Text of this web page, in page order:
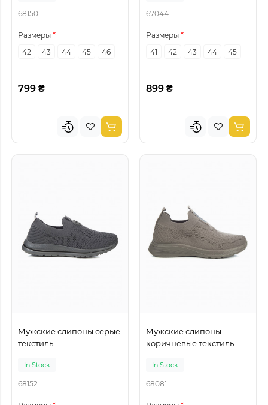
68150
Размеры
42
43 44 45 46
799 ₴
67044
Размеры
41
42 43 44 45
899 ₴
Мужские слипоны серые
текстиль
In Stock
68152
Мужские слипоны
коричневые текстиль
In Stock
68081